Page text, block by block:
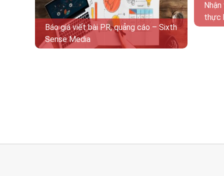
Báo giá viết bài PR, quảng cáo – Sixth
Sense Media
thực